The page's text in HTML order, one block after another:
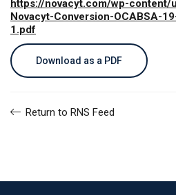
https://novacyt.com/wp-content/
Novacyt-Conversion-OCABSA-
1.pdf
Download as a PDF
Return to RNS Feed